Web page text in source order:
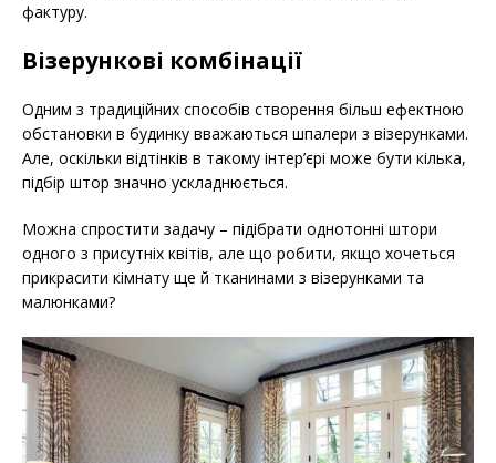
фактуру.
Візерункові комбінації
Одним з традиційних способів створення більш ефектною
обстановки в будинку вважаються шпалери з візерунками.
Але, оскільки відтінків в такому інтер’єрі може бути кілька,
підбір штор значно ускладнюється.
Можна спростити задачу – підібрати однотонні штори
одного з присутніх квітів, але що робити, якщо хочеться
прикрасити кімнату ще й тканинами з візерунками та
малюнками?